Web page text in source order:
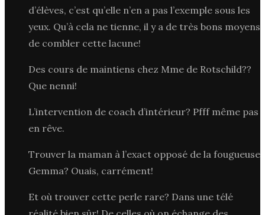
d’élèves, c’est qu’elle n’en a pas l’exemple sous les
yeux. Qu’à cela ne tienne, il y a de très bons moyens
de combler cette lacune!
Des cours de maintiens chez Mme de Rotschild??
Que nenni!
L’intervention de coach d’intérieur? Pfff même pas
en rêve.
Trouver la maman à l’exact opposé de la fougueuse
Gemma? Ouais, carrément!
Et où trouver cette perle rare? Dans une télé